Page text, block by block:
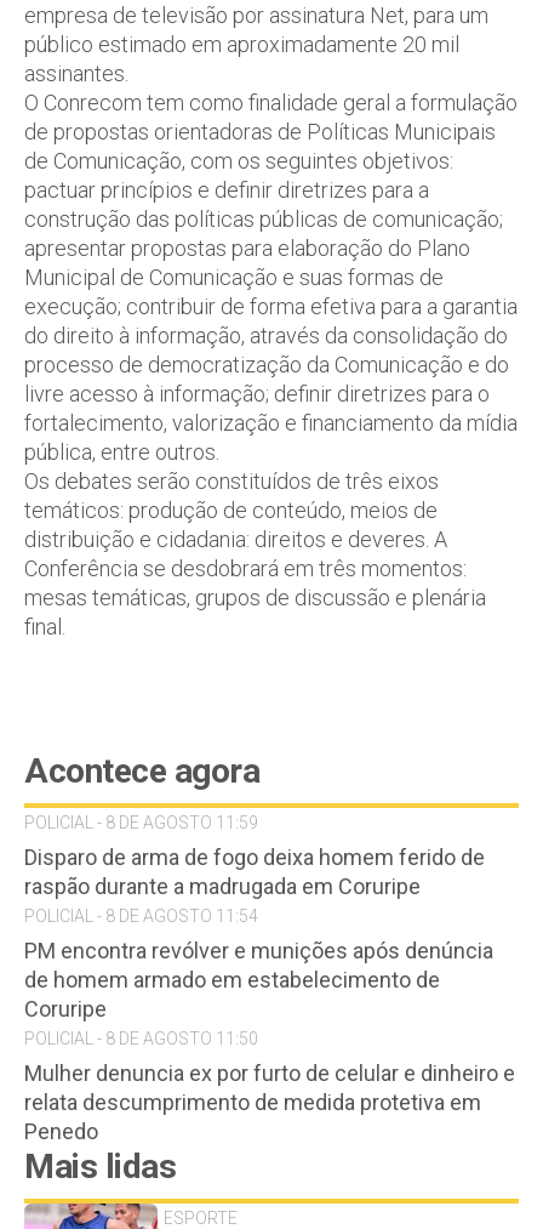
empresa de televisão por assinatura Net, para um
público estimado em aproximadamente 20 mil
assinantes.
O Conrecom tem como finalidade geral a formulação
de propostas orientadoras de Políticas Municipais
de Comunicação, com os seguintes objetivos:
pactuar princípios e definir diretrizes para a
construção das políticas públicas de comunicação;
apresentar propostas para elaboração do Plano
Municipal de Comunicação e suas formas de
execução; contribuir de forma efetiva para a garantia
do direito à informação, através da consolidação do
processo de democratização da Comunicação e do
livre acesso à informação; definir diretrizes para o
fortalecimento, valorização e financiamento da mídia
pública, entre outros.
Os debates serão constituídos de três eixos
temáticos: produção de conteúdo, meios de
distribuição e cidadania: direitos e deveres. A
Conferência se desdobrará em três momentos:
mesas temáticas, grupos de discussão e plenária
final.
Acontece agora
POLICIAL - 8 DE AGOSTO 11:59
Disparo de arma de fogo deixa homem ferido de
raspão durante a madrugada em Coruripe
POLICIAL - 8 DE AGOSTO 11:54
PM encontra revólver e munições após denúncia
de homem armado em estabelecimento de
Coruripe
POLICIAL - 8 DE AGOSTO 11:50
Mulher denuncia ex por furto de celular e dinheiro e
relata descumprimento de medida protetiva em
Penedo
Mais lidas
ESPORTE